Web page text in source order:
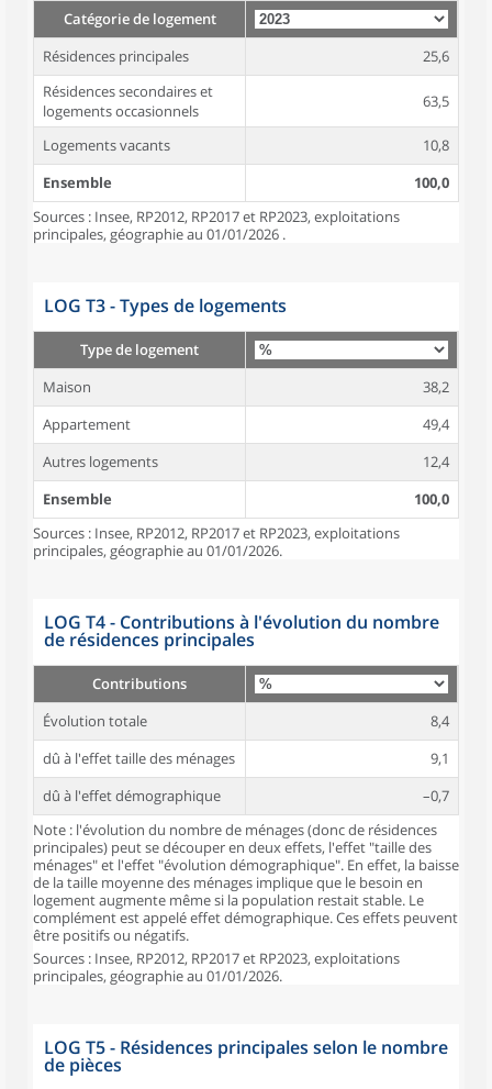
Catégorie de logement
Résidences principales
25,6
Résidences secondaires et
logements occasionnels
63,5
Logements vacants
10,8
Ensemble
100,0
Sources : Insee, RP2012, RP2017 et RP2023, exploitations
principales, géographie au 01/01/2026 .
LOG T3 - Types de logements
Type de logement
Maison
38,2
Appartement
49,4
Autres logements
12,4
Ensemble
100,0
Sources : Insee, RP2012, RP2017 et RP2023, exploitations
principales, géographie au 01/01/2026.
LOG T4 - Contributions à l'évolution du nombre
de résidences principales
Contributions
Évolution totale
8,4
dû à l'effet taille des ménages
9,1
dû à l'effet démographique
–0,7
Note : l'évolution du nombre de ménages (donc de résidences
principales) peut se découper en deux effets, l'effet "taille des
ménages" et l'effet "évolution démographique". En effet, la baisse
de la taille moyenne des ménages implique que le besoin en
logement augmente même si la population restait stable. Le
complément est appelé effet démographique. Ces effets peuvent
être positifs ou négatifs.
Sources : Insee, RP2012, RP2017 et RP2023, exploitations
principales, géographie au 01/01/2026.
LOG T5 - Résidences principales selon le nombre
de pièces